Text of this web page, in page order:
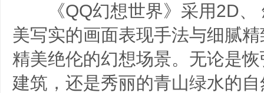
《QQ幻想世界》采用2D、
美写实的画面表现手法与细腻
精美绝伦的幻想场景。无论是
建筑，还是秀丽的青山绿水的